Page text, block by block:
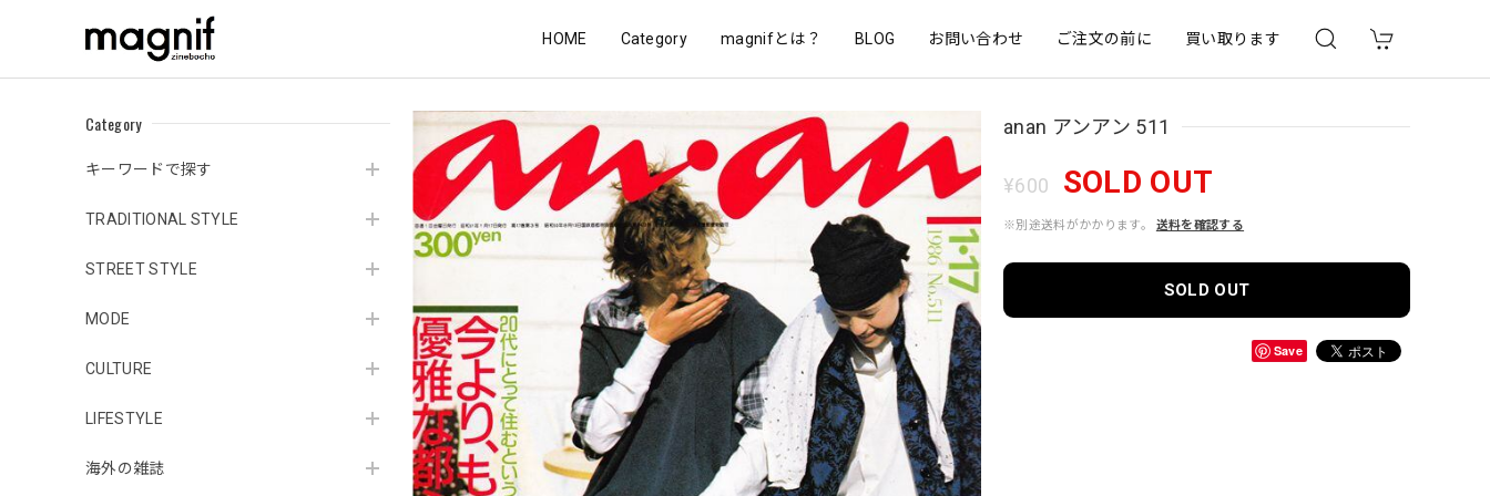
HOME Category magnifとは？ BLOG お問い合わせ ご注文の前に 買い取ります
Category
キーワードで探す
TRADITIONAL STYLE
STREET STYLE
MODE
CULTURE
LIFESTYLE
海外の雑誌
anan アンアン 511
¥600 SOLD OUT
※別途送料がかかります。 送料を確認する
SOLD OUT
Save